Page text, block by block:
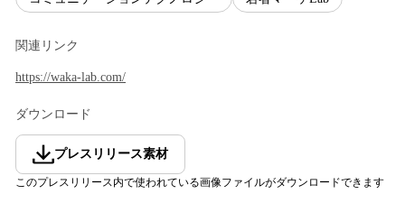
関連リンク
https://waka-lab.com/
ダウンロード
プレスリリース素材
このプレスリリース内で使われている画像ファイルがダウンロードできます